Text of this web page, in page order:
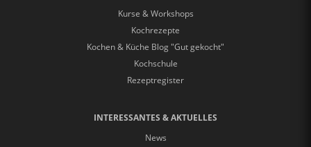
Kurse & Workshops
Kochrezepte
Kochen & Küche Blog "Gut gekocht"
Kochschule
Rezeptregister
INTERESSANTES & AKTUELLES
News